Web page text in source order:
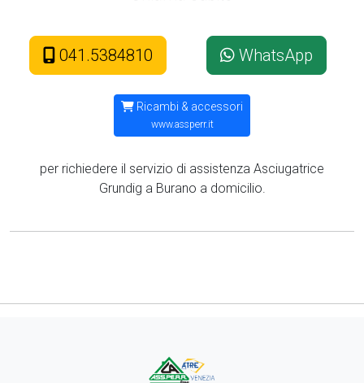
041.5384810 WhatsApp
Ricambi & accessori
www.assperr.it
per richiedere il servizio di assistenza Asciugatrice
Grundig a Burano a domicilio.